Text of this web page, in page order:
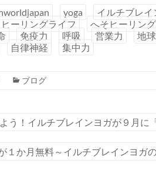
ペーン」すき間時
間を使った「１分
運動」で、夏のダ
イエット成功へ
ブレインヨガの
「１＆１（ワ
ン）キャンペ
ン」
yoga イルチブレイ
ヒーリングライフ へそヒーリング
免疫力 呼吸 営業力 地
自律神経 集中力
ブログ
う！イルチブレインヨガが９月に
１か月無料～イルチブレインヨガ